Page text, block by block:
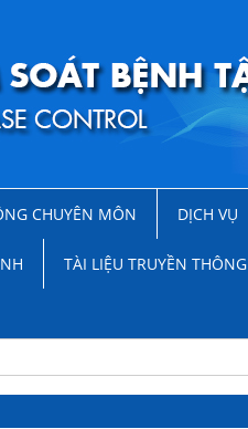
CHUYÊN MÔN DỊCH VỤ
TÀI LIỆU TRUYỀN THÔNG